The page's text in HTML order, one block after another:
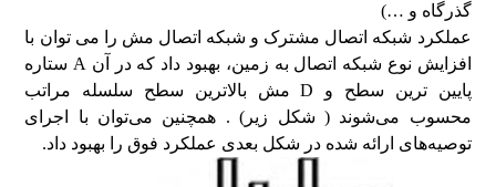
گذرگاه و …)
عملکرد شبکه اتصال مشترک و شبکه اتصال مش را می توان با
افزایش نوع شبکه اتصال به زمین، بهبود داد که در آن A ستاره
پایین ترین سطح و D مش بالاترین سطح سلسله مراتب
محسوب می‌شوند ( شکل زیر) . همچنین می‌توان با اجرای
توصیه‌های ارائه شده در شکل بعدی عملکرد فوق را بهبود داد.